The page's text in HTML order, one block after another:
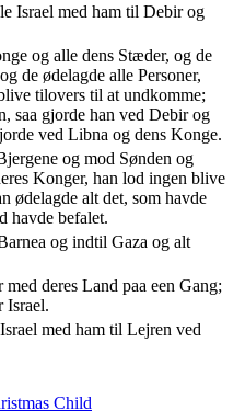
Israel med ham til Debir og
og alle dens Stæder, og de
de ødelagde alle Personer,
tilovers til at undkomme;
saa gjorde han ved Debir og
ved Libna og dens Konge.
og mod Sønden og
Konger, han lod ingen blive
ødelagde alt det, som havde
havde befalet.
og indtil Gaza og alt
deres Land paa een Gang;
Israel.
med ham til Lejren ved